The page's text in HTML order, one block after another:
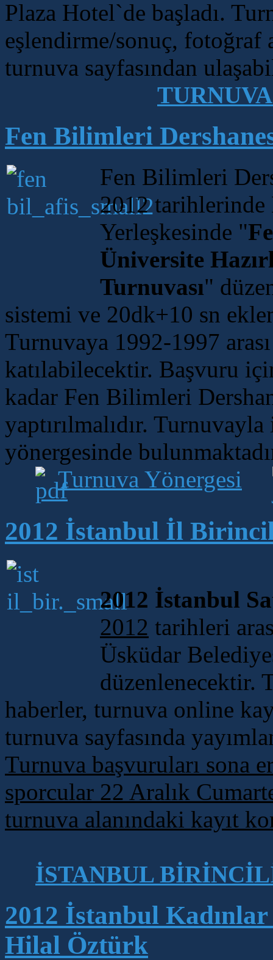
Plaza Hotel`de başladı.
eşlendirme/sonuç, fotoğraf
turnuva sayfasından
Fen Bilimleri
Fen Bilimleri
2012
Yerleşkesinde "
Üniversite
Turnuvası"
sistemi ve 20dk+10 sn
Turnuvaya 1992-1997
katılabilecektir. Başvuru
kadar Fen Bilimleri
yaptırılmalıdır.
yönergesinde
Turnuva Yönergesi
2012 İstanbul İl
2012 İstanbul
2012 tarihleri
Üsküdar
düzenlenecektir.
haberler, turnuva online
turnuva sayfasında
Turnuva başvuruları sona
sporcular 22 Aralık
turnuva alanındaki kayıt
İSTANBUL
2012 İstanbul
Hilal Öztürk